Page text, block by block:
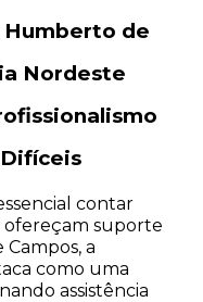
Humberto de
Nordeste
contar
ofereçam suporte
a
como uma
assistência